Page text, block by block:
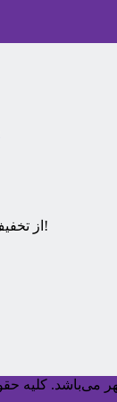
از تخفیف‌ها و جدیدترین‌های آریا سپهر باخبر شوید!
می‌باشد.